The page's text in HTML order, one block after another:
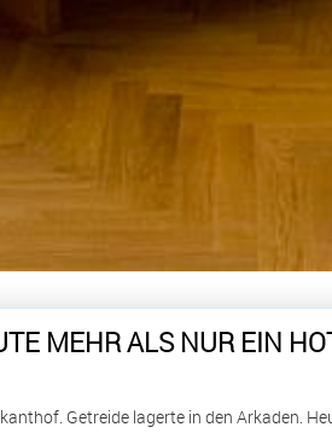
MEHR ALS NUR EIN
Getreide lagerte in den Arkaden.